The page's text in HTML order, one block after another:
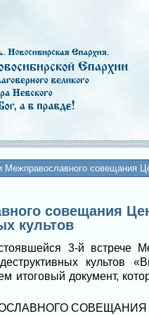
Межправославного совещания
совещания
культов
3-й встрече
культов
итоговый документ,
СОВЕЩАНИЯ